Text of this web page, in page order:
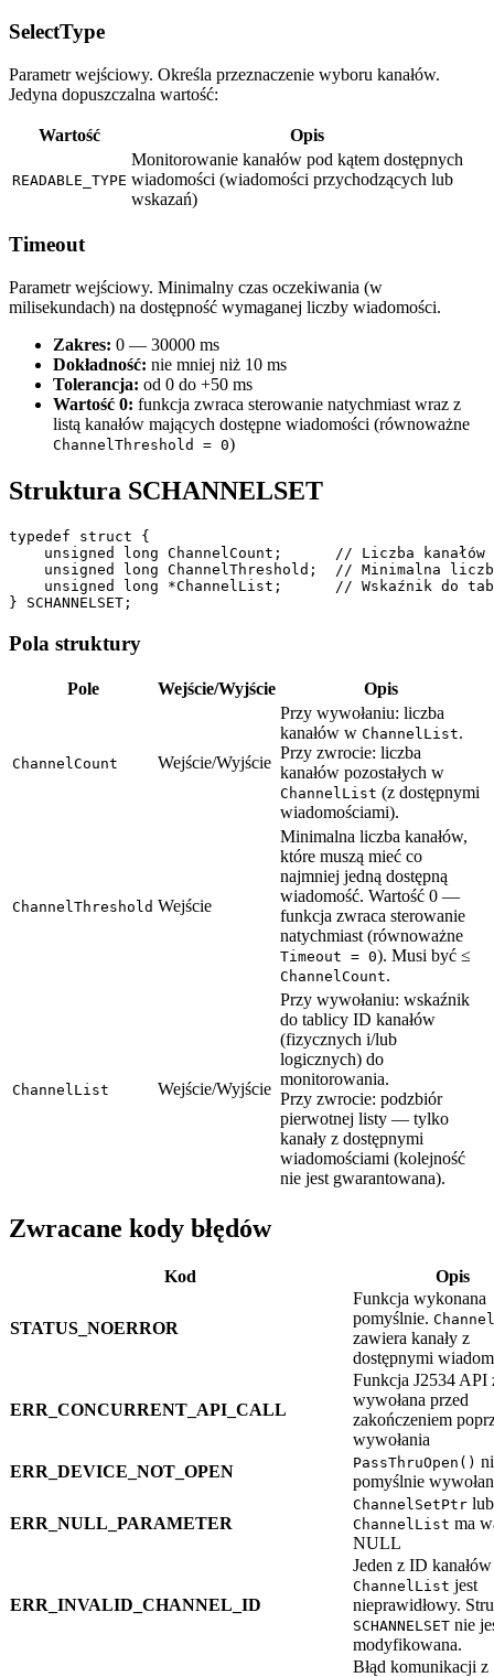
SelectType
Parametr wejściowy. Określa przeznaczenie wyboru kanałów.
Jedyna dopuszczalna wartość:
Wartość Opis
READABLE_TYPE
Monitorowanie kanałów pod kątem dostępnych
wiadomości (wiadomości przychodzących lub
wskazań)
Timeout
Parametr wejściowy. Minimalny czas oczekiwania (w
milisekundach) na dostępność wymaganej liczby wiadomości.
Zakres: 0 — 30000 ms
Dokładność: nie mniej niż 10 ms
Tolerancja: od 0 do +50 ms
Wartość 0: funkcja zwraca sterowanie natychmiast wraz z
listą kanałów mających dostępne wiadomości (równoważne
ChannelThreshold = 0)
Struktura SCHANNELSET
typedef struct {
unsigned long ChannelCount;      // Liczba kanałów
unsigned long ChannelThreshold;  // Minimalna
unsigned long *ChannelList;      // Wskaźnik do
} SCHANNELSET;
Pola struktury
Pole Wejście/Wyjście Opis
ChannelCount Wejście/Wyjście
Przy wywołaniu: liczba
kanałów w ChannelList.
Przy zwrocie: liczba
kanałów pozostałych w
ChannelList (z dostępnymi
wiadomościami).
ChannelThreshold Wejście
Minimalna liczba kanałów,
które muszą mieć co
najmniej jedną dostępną
wiadomość. Wartość 0 —
funkcja zwraca sterowanie
natychmiast (równoważne
Timeout = 0). Musi być ≤
ChannelCount.
ChannelList Wejście/Wyjście
Przy wywołaniu: wskaźnik
do tablicy ID kanałów
(fizycznych i/lub
logicznych) do
monitorowania.
Przy zwrocie: podzbiór
pierwotnej listy — tylko
kanały z dostępnymi
wiadomościami (kolejność
nie jest gwarantowana).
Zwracane kody błędów
Kod Opis
STATUS_NOERROR
Funkcja wykonana
pomyślnie.
zawiera kanały z
dostępnymi
ERR_CONCURRENT_API_CALL
Funkcja J2534 API
wywołana przed
zakończeniem
wywołania
ERR_DEVICE_NOT_OPEN
PassThruOpen()
pomyślnie
ERR_NULL_PARAMETER
ChannelSetPtr lub
ChannelList ma
NULL
ERR_INVALID_CHANNEL_ID
Jeden z ID
ChannelList jest
nieprawidłowy.
SCHANNELSET nie
modyfikowana.
Błąd komunikacji z